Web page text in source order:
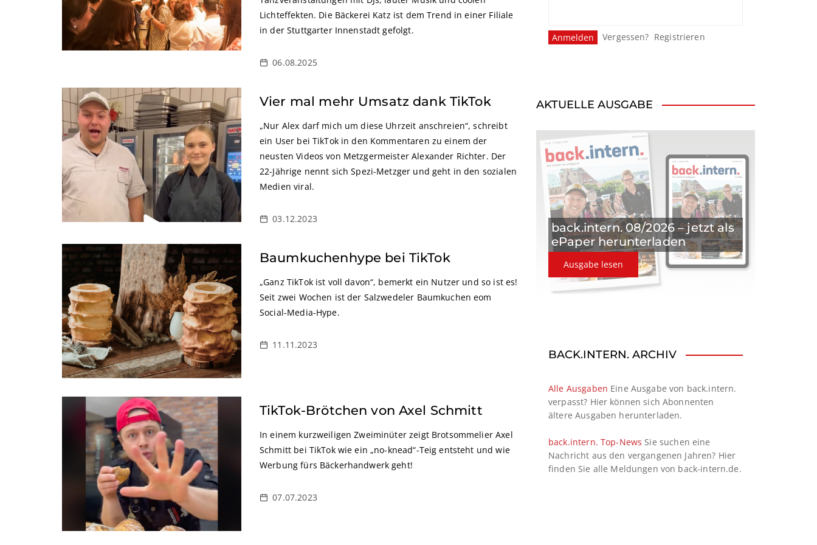
Lichteffekten. Die Bäckerei Katz ist dem Trend in einer Filiale
in der Stuttgarter Innenstadt gefolgt.
06.08.2025
Vier mal mehr Umsatz dank TikTok
„Nur Alex darf mich um diese Uhrzeit anschreien“, schreibt
ein User bei TikTok in den Kommentaren zu einem der
neusten Videos von Metzgermeister Alexander Richter. Der
22-Jährige nennt sich Spezi-Metzger und geht in den sozialen
Medien viral.
03.12.2023
Baumkuchenhype bei TikTok
„Ganz TikTok ist voll davon“, bemerkt ein Nutzer und so ist es!
Seit zwei Wochen ist der Salzwedeler Baumkuchen eom
Social-Media-Hype.
11.11.2023
TikTok-Brötchen von Axel Schmitt
In einem kurzweiligen Zweiminüter zeigt Brotsommelier Axel
Schmitt bei TikTok wie ein „no-knead“-Teig entsteht und wie
Werbung fürs Bäckerhandwerk geht!
07.07.2023
Vergessen? Registrieren
AKTUELLE AUSGABE
back.intern. 08/2026 – jetzt als
ePaper herunterladen
Ausgabe lesen
BACK.INTERN. ARCHIV
Alle Ausgaben Eine Ausgabe von back.intern.
verpasst? Hier können sich Abonnenten
ältere Ausgaben herunterladen.
back.intern. Top-News Sie suchen eine
Nachricht aus den vergangenen Jahren? Hier
finden Sie alle Meldungen von back-intern.de.